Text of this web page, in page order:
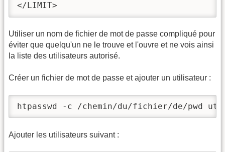
</LIMIT>
Utiliser un nom de fichier de mot de passe compliqué pour
éviter que quelqu'un ne le trouve et l'ouvre et ne vois ainsi
la liste des utilisateurs autorisé.
Créer un fichier de mot de passe et ajouter un utilisateur :
htpasswd -c /chemin/du/fichier/de/pwd
Ajouter les utilisateurs suivant :